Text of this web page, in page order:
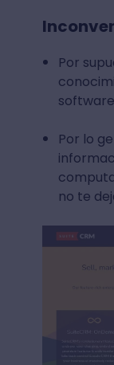
Por
Por lo
no te